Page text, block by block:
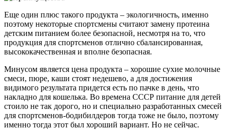
Еще один плюс такого продукта – экологичность, именно
поэтому некоторые спортсмены считают замену протеина
детским питанием более безопасной, несмотря на то, что
продукция для спортсменов отлично сбалансированная,
высококачественная и вполне безопасная.
Минусом является цена продукта – хорошие сухие молочные
смеси, пюре, каши стоят недешево, а для достижения
видимого результата придется есть по пачке в день, что
накладно для кошелька. Во времена СССР питание для детей
стоило не так дорого, но и специально разработанных смесей
для спортсменов-бодибилдеров тогда тоже не было, поэтому
именно тогда этот был хороший вариант. Но не сейчас.